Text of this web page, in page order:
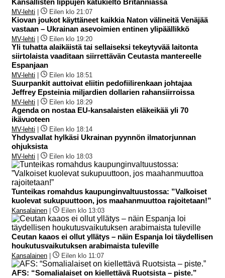
Kansallisten lippujen katukielto Britanniassa
MV-lehti Eilen klo 21:07
Kiovan joukot käyttäneet kaikkia Naton välineitä Venäjää
vastaan – Ukrainan asevoimien entinen ylipäällikkö
MV-lehti Eilen klo 19:20
Yli tuhatta alaikäistä tai sellaiseksi tekeytyvää laitonta
siirtolaista vaaditaan siirrettävän Ceutasta mantereelle
Espanjaan
MV-lehti Eilen klo 18:51
Suurpankit auttoivat eliitin pedofiilirenkaan johtajaa
Jeffrey Epsteinia miljardien dollarien rahansiirroissa
MV-lehti Eilen klo 18:29
Agenda on nostaa EU-kansalaisten eläkeikää yli 70
ikävuoteen
MV-lehti Eilen klo 18:14
Yhdysvallat hylkäsi Ukrainan pyynnön ilmatorjunnan
ohjuksista
MV-lehti Eilen klo 18:03
Tunteikas romahdus kaupunginvaltuustossa: ”Valkoiset
kuolevat sukupuuttoon, jos maahanmuuttoa rajoitetaan!”
Kansalainen Eilen klo 13:03
Ceutan kaaos ei ollut yllätys – näin Espanja loi täydellisen
houkutusvaikutuksen arabimaista tuleville
Kansalainen Eilen klo 11:07
AFS: “Somalialaiset on kiellettävä Ruotsista – piste.”